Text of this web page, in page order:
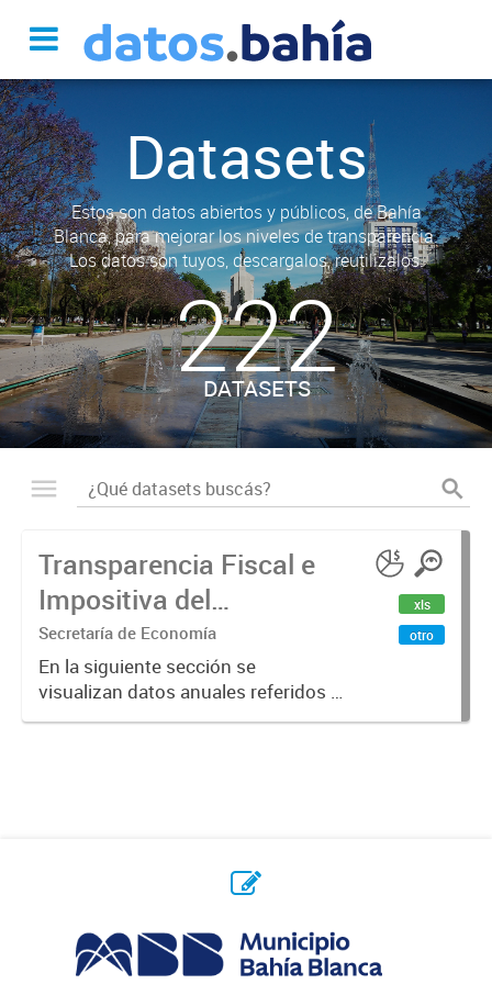
Datasets
Estos son datos abiertos y públicos, de Bahía
Blanca, para mejorar los niveles de transparencia.
Los datos son tuyos, descargalos, reutilizalos.
222
DATASETS
Transparencia Fiscal e
Impositiva del
Municipio. Año 2023
Secretaría de Economía
En la siguiente sección se
visualizan datos anuales referidos a
la transparencia fiscal e impositiva
xls
otro